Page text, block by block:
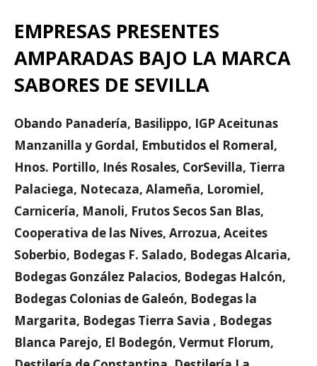
EMPRESAS PRESENTES
AMPARADAS BAJO LA MARCA
SABORES DE SEVILLA
Obando Panadería, Basilippo, IGP Aceitunas
Manzanilla y Gordal, Embutidos el Romeral,
Hnos. Portillo, Inés Rosales, CorSevilla, Tierra
Palaciega, Notecaza, Alameña, Loromiel,
Carnicería, Manoli, Frutos Secos San Blas,
Cooperativa de las Nives, Arrozua, Aceites
Soberbio, Bodegas F. Salado, Bodegas Alcaria,
Bodegas González Palacios, Bodegas Halcón,
Bodegas Colonias de Galeón, Bodegas la
Margarita, Bodegas Tierra Savia , Bodegas
Blanca Parejo, El Bodegón, Vermut Florum,